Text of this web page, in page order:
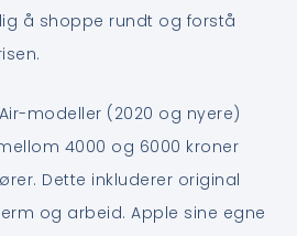
å shoppe rundt og forstå
modeller (2020 og nyere)
4000 og 6000 kroner
Dette inkluderer original
og arbeid. Apple sine egne